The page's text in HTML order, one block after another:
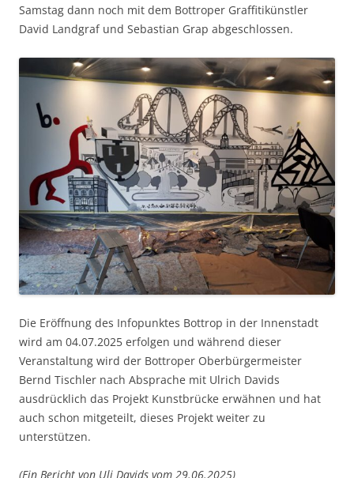
Samstag dann noch mit dem Bottroper Graffitikünstler
David Landgraf und Sebastian Grap abgeschlossen.
Die Eröffnung des Infopunktes Bottrop in der Innenstadt
wird am 04.07.2025 erfolgen und während dieser
Veranstaltung wird der Bottroper Oberbürgermeister
Bernd Tischler nach Absprache mit Ulrich Davids
ausdrücklich das Projekt Kunstbrücke erwähnen und hat
auch schon mitgeteilt, dieses Projekt weiter zu
unterstützen.
(Ein Bericht von Uli Davids vom 29.06.2025)